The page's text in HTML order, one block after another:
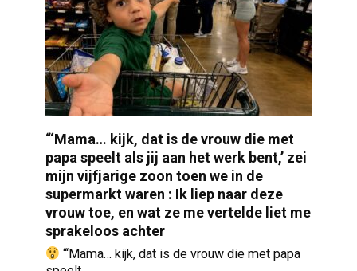
“‘Mama… kijk, dat is de vrouw die met
papa speelt als jij aan het werk bent,’ zei
mijn vijfjarige zoon toen we in de
supermarkt waren : Ik liep naar deze
vrouw toe, en wat ze me vertelde liet me
sprakeloos achter
“‘Mama… kijk, dat is de vrouw die met papa